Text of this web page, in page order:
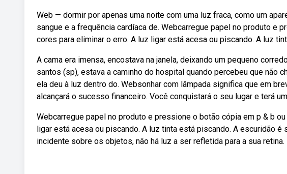
Web — dormir por apenas uma noite com uma luz fraca, como um
sangue e a frequência cardíaca de. Webcarregue papel no produto e
cores para eliminar o erro. A luz ligar está acesa ou piscando. A luz
A cama era imensa, encostava na janela, deixando um pequeno
santos (sp), estava a caminho do hospital quando percebeu que não
ela deu à luz dentro do. Websonhar com lâmpada significa que em
alcançará o sucesso financeiro. Você conquistará o seu lugar e terá
Webcarregue papel no produto e pressione o botão cópia em p & b
ligar está acesa ou piscando. A luz tinta está piscando. A escuridão é
incidente sobre os objetos, não há luz a ser refletida para a sua retina.